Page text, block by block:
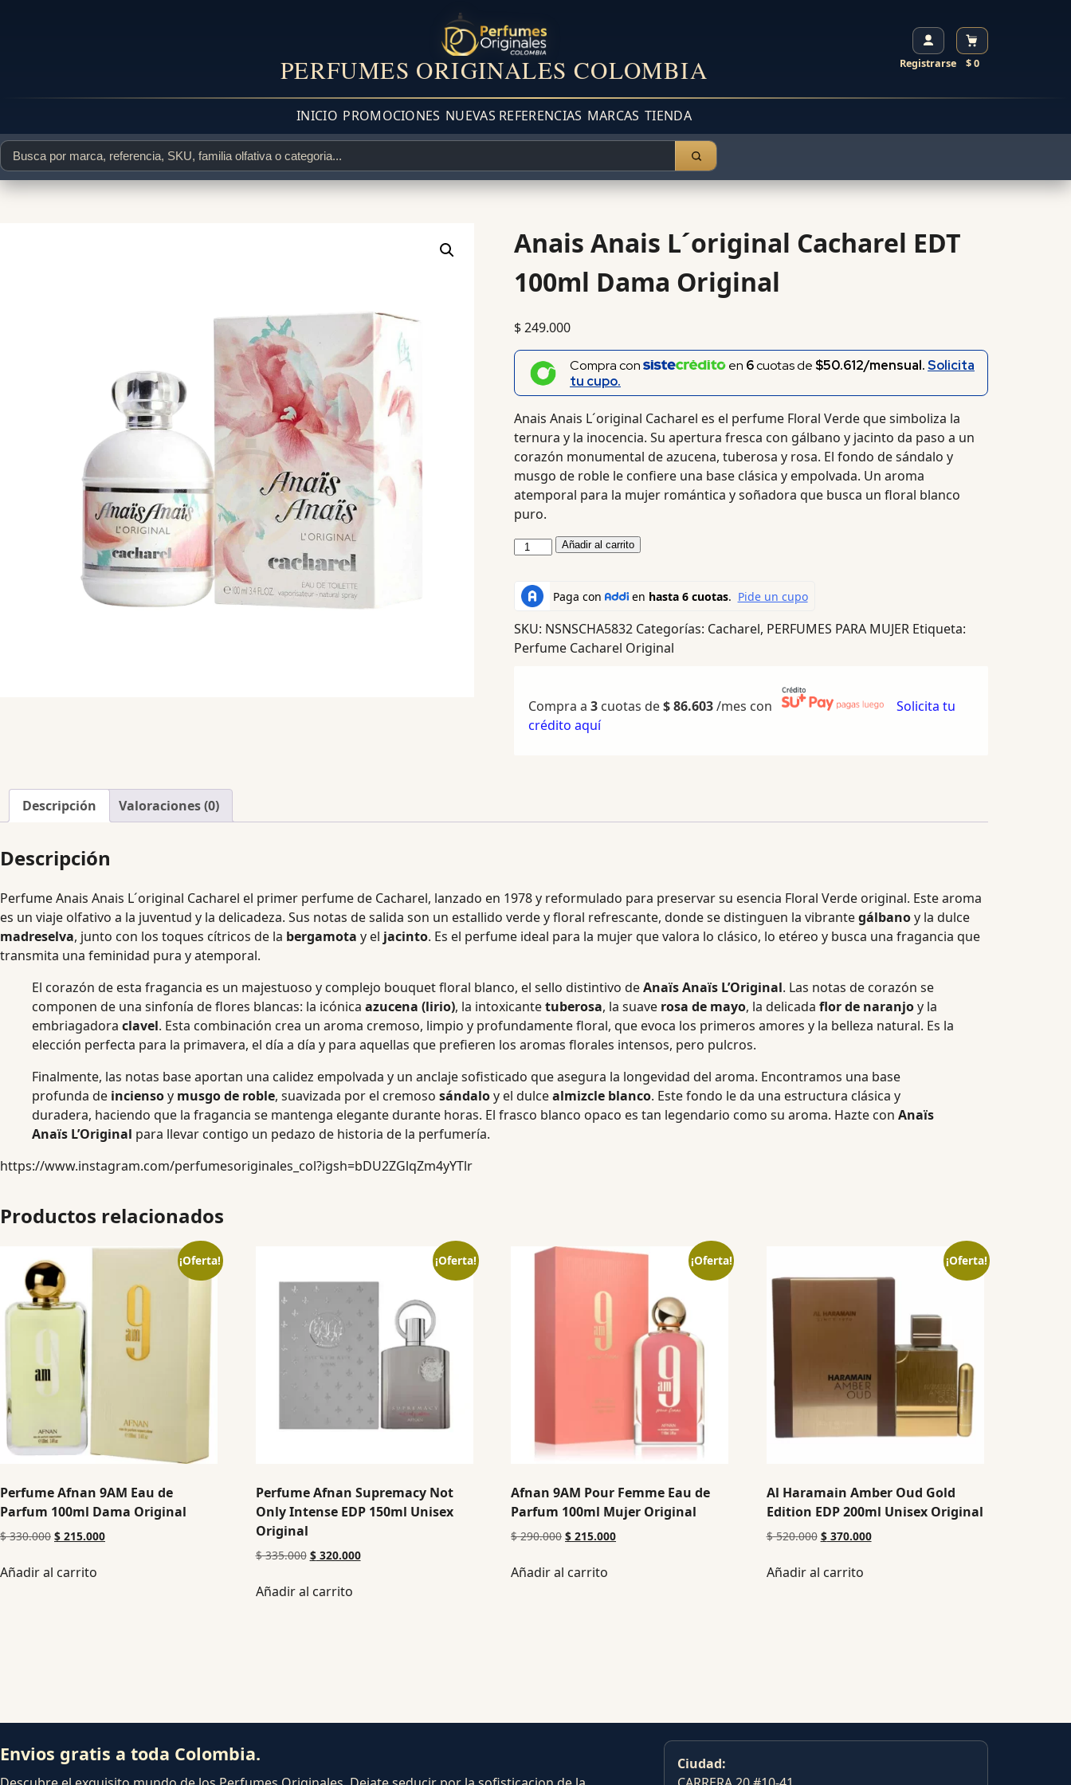
PERFUMES ORIGINALES COLOMBIA Registrarse $ 0
INICIO PROMOCIONES NUEVAS REFERENCIAS MARCAS TIENDA
Anais Anais L´original Cacharel EDT
100ml Dama Original
$249.000
Compra con en 6cuotas de $50.612/mensual.Solicita
tu cupo.
Anais Anais L´original Cacharel es el perfume Floral Verde que simboliza la
ternura y la inocencia. Su apertura fresca con gálbano y jacinto da paso a un
corazón monumental de azucena, tuberosa y rosa. El fondo de sándalo y
musgo de roble le confiere una base clásica y empolvada. Un aroma
atemporal para la mujer romántica y soñadora que busca un floral blanco
puro.
Añadir al carrito
SKU: NSNSCHA5832 Categorías: Cacharel, PERFUMES PARA MUJER Etiqueta:
Perfume Cacharel Original
Compra a 3cuotas de$86.603/mes con
Solicita tu
crédito aquí
Descripción Valoraciones (0)
Descripción
Perfume Anais Anais L´original Cacharel el primer perfume de Cacharel, lanzado en 1978 y reformulado para preservar su esencia Floral Verde original. Este aroma
es un viaje olfativo a la juventud y la delicadeza. Sus notas de salida son un estallido verde y floral refrescante, donde se distinguen la vibrantegálbanoy la dulce
madreselva, junto con los toques cítricos de la bergamota y el jacinto. Es el perfume ideal para la mujer que valora lo clásico, lo etéreo y busca una fragancia que
transmita una feminidad pura y atemporal.
El corazón de esta fragancia es un majestuoso y complejo bouquet floral blanco, el sello distintivo deAnaïs Anaïs L’Original. Las notas de corazón se
componen de una sinfonía de flores blancas: la icónica azucena (lirio), la intoxicantetuberosa, la suave rosa de mayo, la delicada flor de naranjoy la
embriagadora clavel. Esta combinación crea un aroma cremoso, limpio y profundamente floral, que evoca los primeros amores y la belleza natural. Es la
elección perfecta para la primavera, el día a día y para aquellas que prefieren los aromas florales intensos, pero pulcros.
Finalmente, las notas base aportan una calidez empolvada y un anclaje sofisticado que asegura la longevidad del aroma. Encontramos una base
profunda de inciensoy musgo de roble, suavizada por el cremoso sándaloy el dulcealmizcle blanco. Este fondo le da una estructura clásica y
duradera, haciendo que la fragancia se mantenga elegante durante horas. El frasco blanco opaco es tan legendario como su aroma. Hazte con Anaïs
Anaïs L’Original para llevar contigo un pedazo de historia de la perfumería.
https://www.instagram.com/perfumesoriginales_col?igsh=bDU2ZGlqZm4yYTlr
Productos relacionados
¡Oferta!
Perfume Afnan 9AM Eau de
Parfum 100ml Dama Original
$330.000 $ 215.000
Añadir al carrito
¡Oferta!
Perfume Afnan Supremacy Not
Only Intense EDP 150ml Unisex
Original
$335.000 $320.000
Añadir al carrito
¡Oferta!
Afnan 9AM Pour Femme Eau de
Parfum 100ml Mujer Original
$290.000 $ 215.000
Añadir al carrito
¡Oferta!
Al Haramain Amber Oud Gold
Edition EDP 200ml Unisex Original
$520.000 $370.000
Añadir al carrito
Envios gratis a toda Colombia.
Ciudad: